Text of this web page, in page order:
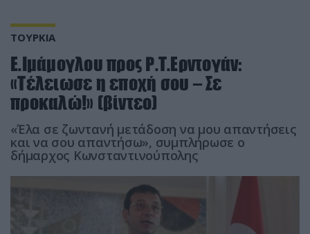
ΤΟΥΡΚΙΑ
Ε.Ιμάμογλου προς Ρ.Τ.Ερντογάν:
«Τέλειωσε η εποχή σου – Σε
προκαλώ!» (βίντεο)
«Έλα σε ζωντανή μετάδοση να μου απαντήσεις
και να σου απαντήσω», συμπλήρωσε ο
δήμαρχος Κωνσταντινούπολης